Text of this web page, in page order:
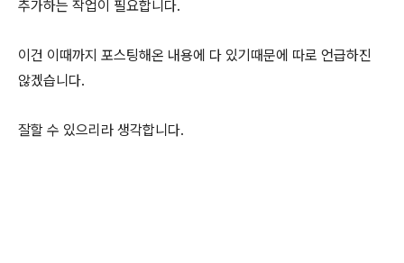
추가하는 작업이 필요합니다.
이건 이때까지 포스팅해온 내용에 다 있기때문에 따로 언급하진
않겠습니다.
잘할 수 있으리라 생각합니다.